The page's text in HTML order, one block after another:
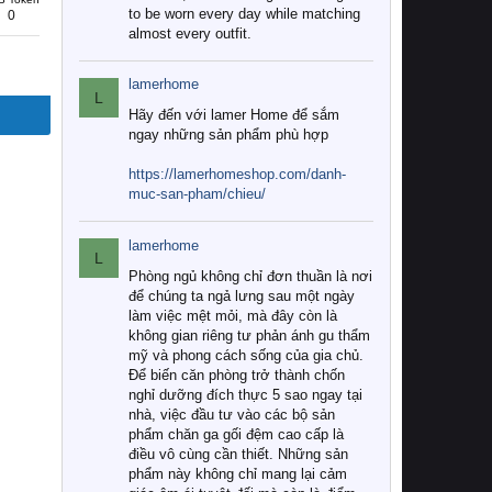
0
to be worn every day while matching
almost every outfit.
L
lamerhome
Hãy đến với lamer Home để sắm
ngay những sản phẩm phù hợp
https://lamerhomeshop.com/danh-
muc-san-pham/chieu/
L
lamerhome
Phòng ngủ không chỉ đơn thuần là nơi
để chúng ta ngả lưng sau một ngày
làm việc mệt mỏi, mà đây còn là
không gian riêng tư phản ánh gu thẩm
mỹ và phong cách sống của gia chủ.
Để biến căn phòng trở thành chốn
nghỉ dưỡng đích thực 5 sao ngay tại
nhà, việc đầu tư vào các bộ sản
phẩm chăn ga gối đệm cao cấp là
điều vô cùng cần thiết. Những sản
phẩm này không chỉ mang lại cảm